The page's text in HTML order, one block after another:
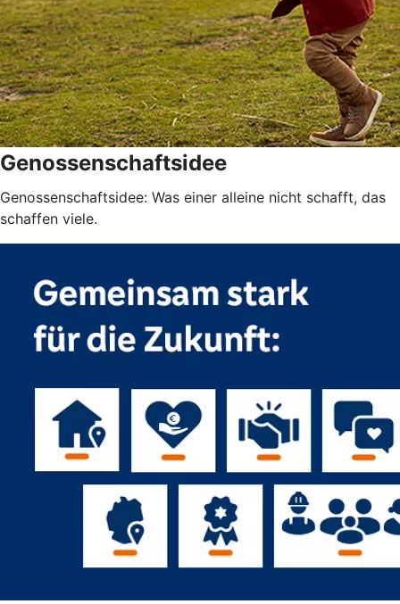
Genossenschaftsidee
Genossenschaftsidee: Was einer alleine nicht schafft, das
schaffen viele.